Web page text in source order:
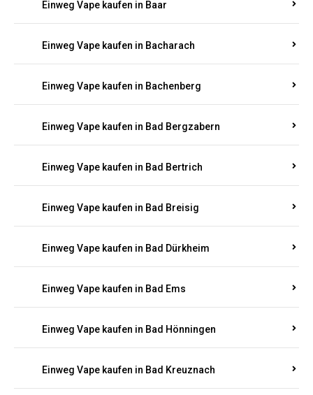
Einweg Vape kaufen in Baar
Einweg Vape kaufen in Bacharach
Einweg Vape kaufen in Bachenberg
Einweg Vape kaufen in Bad Bergzabern
Einweg Vape kaufen in Bad Bertrich
Einweg Vape kaufen in Bad Breisig
Einweg Vape kaufen in Bad Dürkheim
Einweg Vape kaufen in Bad Ems
Einweg Vape kaufen in Bad Hönningen
Einweg Vape kaufen in Bad Kreuznach